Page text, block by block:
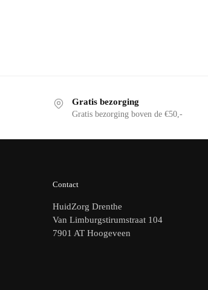
Gratis bezorging
Gratis bezorging boven de €50,-
Contact
HuidZorg Drenthe
Van Limburgstirumstraat 104
7901 AT Hoogeveen